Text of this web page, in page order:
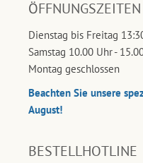
ÖFFNUNGSZEITEN
Dienstag bis Freitag
Samstag 10.00 Uhr -
Montag geschlossen
Beachten Sie unsere
August!
BESTELLHOTLINE